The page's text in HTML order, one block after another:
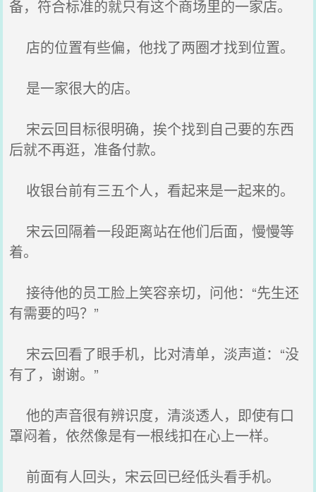
备，符合标准的就只有这个商场里的一家店。
店的位置有些偏，他找了两圈才找到位置。
是一家很大的店。
宋云回目标很明确，挨个找到自己要的东西
后就不再逛，准备付款。
收银台前有三五个人，看起来是一起来的。
宋云回隔着一段距离站在他们后面，慢慢等
着。
接待他的员工脸上笑容亲切，问他：“先生还
有需要的吗？”
宋云回看了眼手机，比对清单，淡声道：“没
有了，谢谢。”
他的声音很有辨识度，清淡透人，即使有口
罩闷着，依然像是有一根线扣在心上一样。
前面有人回头，宋云回已经低头看手机。